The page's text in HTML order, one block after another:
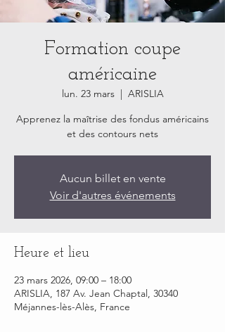
Formation coupe
américaine
lun. 23 mars
  |
ARISLIA
Apprenez la maîtrise des fondus américains
et des contours nets
Aucun billet en vente
Voir d'autres événements
Heure et lieu
23 mars 2026, 09:00 – 18:00
ARISLIA, 187 Av. Jean Chaptal, 30340
Méjannes-lès-Alès, France